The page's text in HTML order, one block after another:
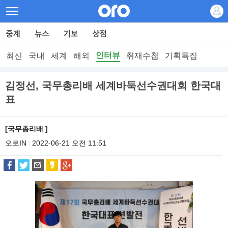
최신 국내 세계 해외 인터뷰 취재수첩 기획특집
김정선, 국무총리배 세계바둑선수권대회 한국대
표
[국무총리배 ]
오로IN
2022-06-21 오전 11:51